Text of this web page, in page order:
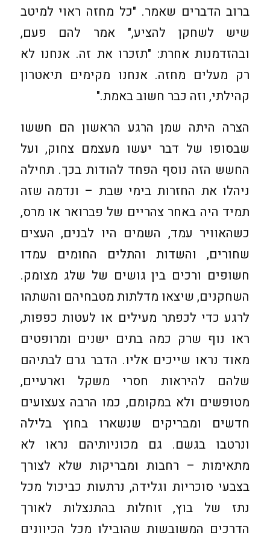
ברוב הדברים שאמר. "כל מחזה ראוי למיטב
שיש לשחקן להציע," אמר להם פעם,
ובהזדמנות אחרת: "תזכרו את זה. אנחנו לא
רק מעלים מחזה. אנחנו מקימים תיאטרון
קהילתי, וזה כבר חשוב באמת."
הצרה היתה שמן הרגע הראשון הם חששו
שבסופו של דבר יעשו מעצמם צחוק, ועל
החשש הזה נוסף הפחד להודות בכך. תחילה
ניהלו את החזרות בימי שבת – ונדמה שזה
תמיד היה באחר צהריים של פברואר או מרס,
כשהאוויר עמד, השמים היו לבנים, העצים
שחורים, והשדות והתלים החומים עמדו
חשופים ורכים בין גושים של שלג מצומק.
השחקנים, שיצאו מדלתות מטבחיהם והשתהו
לרגע כדי לכפתר מעילים או לעטות כפפות,
ראו נוף שרק כמה בתים ישנים ומרופטים
מאוד נראו שייכים אליו. הדבר גרם לבתיהם
שלהם להיראות חסרי משקל וארעיים,
מטופשים ולא במקומם, כמו הרבה צעצועים
חדשים ומבריקים שנשארו בחוץ בלילה
ונרטבו בגשם. גם מכוניותיהם נראו לא
מתאימות – רחבות ומבריקות שלא לצורך
בצבעי סוכריות וגלידה, נרתעות כביכול מכל
נתז של בוץ, זוחלות בהתנצלות לאורך
הדרכים המשובשות שהובילו מכל הכיוונים